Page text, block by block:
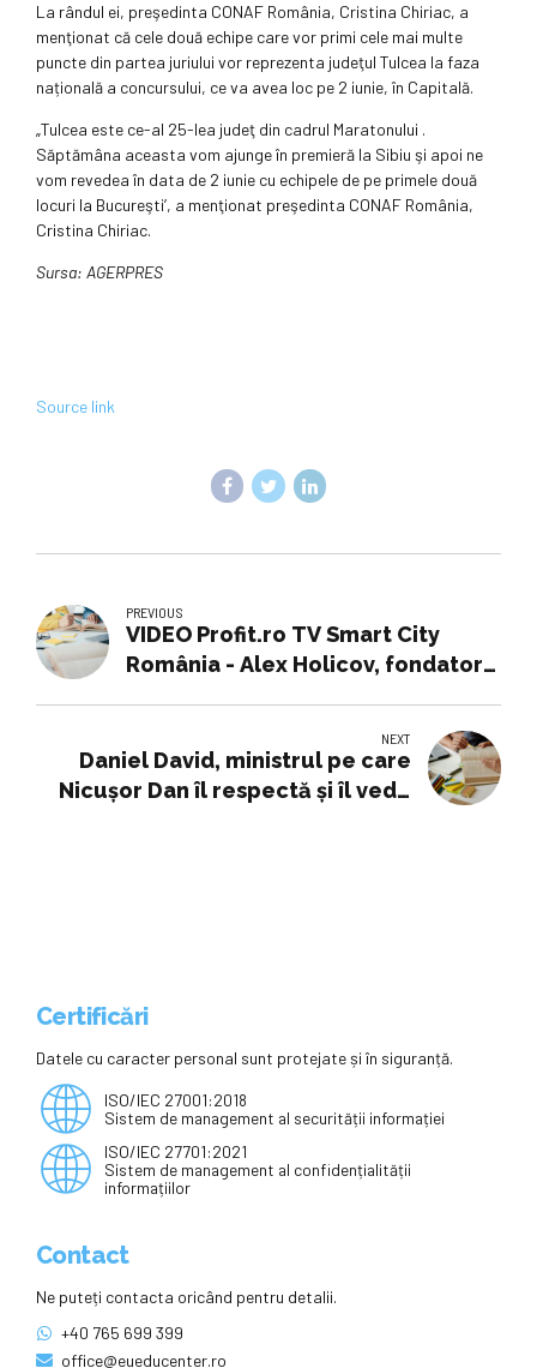
La rândul ei, preşedinta CONAF România, Cristina Chiriac, a
menţionat că cele două echipe care vor primi cele mai multe
puncte din partea juriului vor reprezenta judeţul Tulcea la faza
națională a concursului, ce va avea loc pe 2 iunie, în Capitală.
„Tulcea este ce-al 25-lea judeţ din cadrul Maratonului .
Săptămâna aceasta vom ajunge în premieră la Sibiu şi apoi ne
vom revedea în data de 2 iunie cu echipele de pe primele două
locuri la Bucureşti’, a menţionat preşedinta CONAF România,
Cristina Chiriac.
Sursa: AGERPRES
Source link
PREVIOUS
VIDEO Profit.ro TV Smart City
România - Alex Holicov, fondator
digital, suntem în Evul Mediu, nu
putem să mai facem educație ca
NEXT
Daniel David, ministrul pe care
Nicușor Dan îl respectă și îl vede
Certificări
Datele cu caracter personal sunt protejate și în siguranță.
ISO/IEC 27001:2018
Sistem de management al securității informației
ISO/IEC 27701:2021
Sistem de management al confidențialității
informațiilor
Contact
Ne puteți contacta oricând pentru detalii.
+40 765 699 399
office@eueducenter.ro